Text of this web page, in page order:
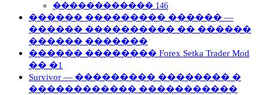
������������ 146
������ ��������� ������ —
������ ���������� �� ������
������ �������
������ �������� Forex Setka Trader Mod
�� �1
Survivor — ��������� �������� �
������������ �����������